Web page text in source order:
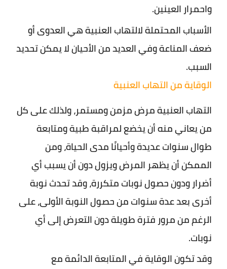
واحمرار العينين.
الأسباب المحتملة لالتهاب العنبية هي العدوى أو
ضعف المناعة وفي العديد من الأحيان لا يمكن تحديد
السبب.
الوقاية من التهاب العنبية
التهاب العنبية مرض مزمن ومستمر، ولذلك على كل
من يعاني منه أن يخضع لمراقبة طبية ومتابعة
طوال سنوات عديدة وأحيانًا مدى الحياة، ومن
الممكن أن يظهر المرض ويزول دون أن يسبب أي
أضرار ودون حصول نوبات متكررة، وقد تحدث نوبة
أخرى بعد عدة سنوات من حصول النوبة الأولى، على
الرغم من مرور فترة طويلة دون التعرض إلى أي
نوبات.
وقد تكون الوقاية في المتابعة الدائمة مع